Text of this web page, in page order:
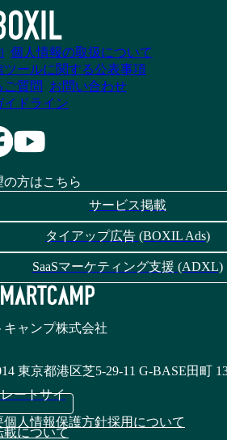
個人情報の取扱について
ツールに関する公表事項
ご質問
お問い合わせ
イドライン
の方はこちら
サービス掲載
タイアップ広告 (BOXIL Ads)
SaaSマーケティング支援 (ADXL)
キャンプ株式会社
東京都港区芝5-29-11 G-BASE田町
ートサイ
個人情報保護方針採用について
載について